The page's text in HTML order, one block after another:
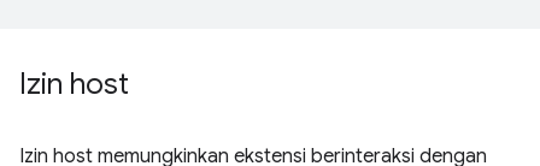
Izin host
Izin host memungkinkan ekstensi berinteraksi dengan